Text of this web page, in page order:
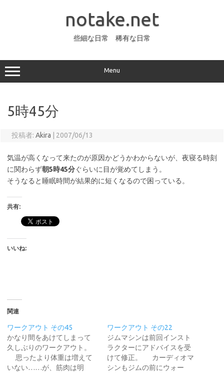
ッ
プ
notake.net
些細な日常 稀有な日常
Menu
5時45分
投稿者: Akira 2007/06/13
気温が高くなって来たのが原因かどうかわからないが、夜寝る時刻
に関わらず朝5時45分ぐらいに目が覚めてしまう。
そうなると睡眠時間が結果的に短くなるので困っている。
共有:
いいね:
関連
ワークアウト その45
かなり間をあけてしまって
久しぶりのワークアウト。
思ったより体重は増えて
いない……が、筋肉は明
ワークアウト その22
ジムマシンは前回インスト
ラクターにアドバイスを受
けて修正。 カーディオマ
シンもジムの前にウォー